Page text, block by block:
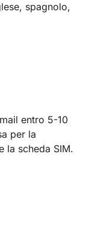
spagnolo,
entro 5-10
per la
la scheda SIM.